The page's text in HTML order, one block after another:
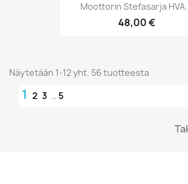
Moottorin Stefasarja
48,00 €
Näytetään 1-12 yht. 56 tuotteesta
1 2 3 … 5